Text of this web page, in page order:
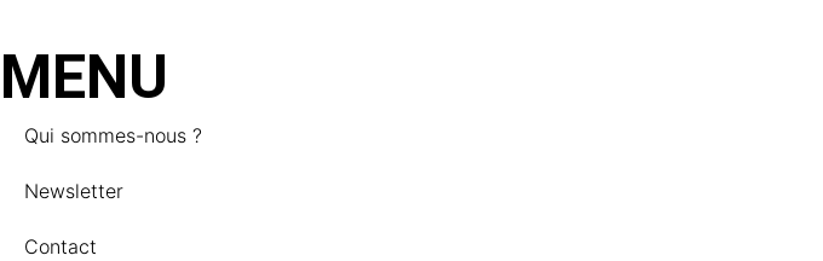
MENU
Qui sommes-nous ?
Newsletter
Contact